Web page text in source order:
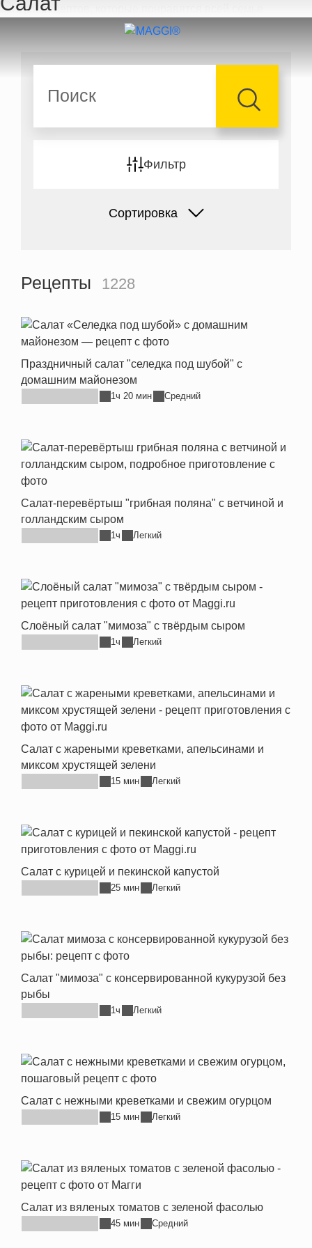
Перейти к основному содержанию
Фильтр
Сортировка
Рецепты 1228
Праздничный салат "селедка под шубой" с
домашним майонезом
1ч 20 мин Средний
Салат-перевёртыш "грибная поляна" с ветчиной и
голландским сыром
1ч Легкий
Слоёный салат "мимоза" с твёрдым сыром
1ч Легкий
Салат с жареными креветками, апельсинами и
миксом хрустящей зелени
15 мин Легкий
Салат с курицей и пекинской капустой
25 мин Легкий
Салат "мимоза" с консервированной кукурузой без
рыбы
1ч Легкий
Салат с нежными креветками и свежим огурцом
15 мин Легкий
Салат из вяленых томатов с зеленой фасолью
45 мин Средний